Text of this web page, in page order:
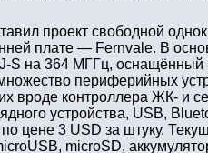
проект свободной
плате — Fernvale. В
S на 364 МГГц,
периферийных
вроде контроллера ЖК- и
устройства, USB,
цене 3 USD за штуку.
microSD,